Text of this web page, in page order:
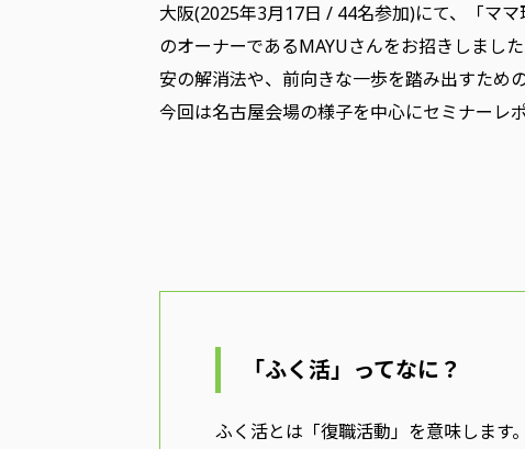
大阪(2025年3月17日 / 44名参加)にて、「マ
のオーナーであるMAYUさんをお招きしまし
安の解消法や、前向きな一歩を踏み出すため
今回は名古屋会場の様子を中心にセミナーレ
「ふく活」ってなに？
ふく活とは「復職活動」を意味します